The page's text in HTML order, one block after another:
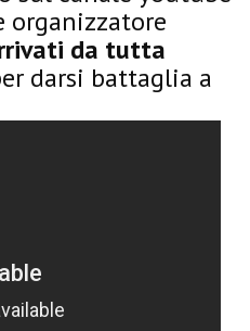
organizzatore
da tutta
darsi battaglia a